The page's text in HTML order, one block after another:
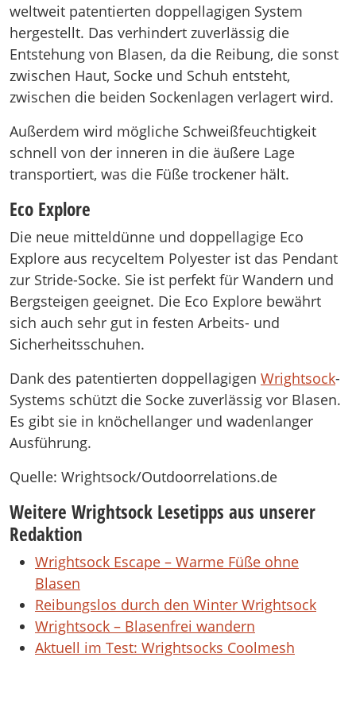
weltweit patentierten doppellagigen System
hergestellt. Das verhindert zuverlässig die
Entstehung von Blasen, da die Reibung, die sonst
zwischen Haut, Socke und Schuh entsteht,
zwischen die beiden Sockenlagen verlagert wird.
Außerdem wird mögliche Schweißfeuchtigkeit
schnell von der inneren in die äußere Lage
transportiert, was die Füße trockener hält.
Eco Explore
Die neue mitteldünne und doppellagige Eco
Explore aus recyceltem Polyester ist das Pendant
zur Stride-Socke. Sie ist perfekt für Wandern und
Bergsteigen geeignet. Die Eco Explore bewährt
sich auch sehr gut in festen Arbeits- und
Sicherheitsschuhen.
Dank des patentierten doppellagigen Wrightsock-
Systems schützt die Socke zuverlässig vor Blasen.
Es gibt sie in knöchellanger und wadenlanger
Ausführung.
Quelle: Wrightsock/Outdoorrelations.de
Weitere Wrightsock Lesetipps aus unserer
Redaktion
Wrightsock Escape – Warme Füße ohne
Blasen
Reibungslos durch den Winter Wrightsock
Wrightsock – Blasenfrei wandern
Aktuell im Test: Wrightsocks Coolmesh